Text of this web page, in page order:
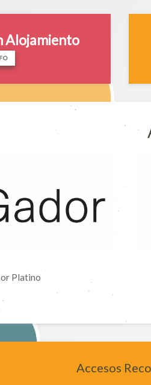
Alojamiento
Platino
Accesos